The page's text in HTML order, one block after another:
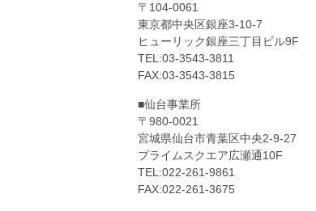
〒104-0061
東京都中央区銀座3-10-7
ヒューリック銀座三丁目ビル9F
TEL:03-3543-3811
FAX:03-3543-3815
■仙台事業所
〒980-0021
宮城県仙台市青葉区中央2-9-27
プライムスクエア広瀬通10F
TEL:022-261-9861
FAX:022-261-3675